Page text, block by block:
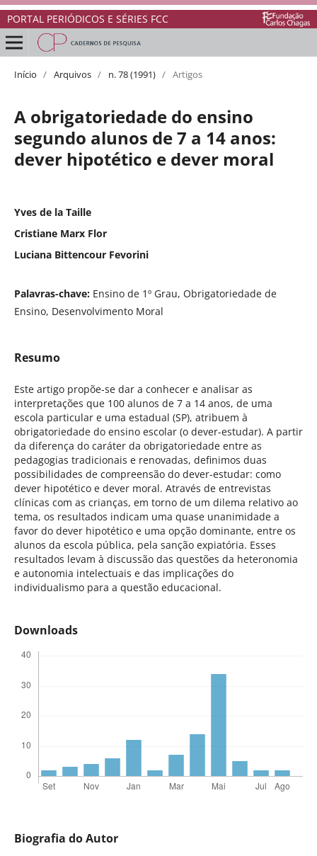
PORTAL PERIÓDICOS E SÉRIES FCC
Início / Arquivos / n. 78 (1991) / Artigos
A obrigatoriedade do ensino
segundo alunos de 7 a 14 anos:
dever hipotético e dever moral
Yves de la Taille
Cristiane Marx Flor
Luciana Bittencour Fevorini
Palavras-chave: Ensino de 1º Grau, Obrigatoriedade de
Ensino, Desenvolvimento Moral
Resumo
Este artigo propõe-se dar a conhecer e analisar as
interpretações que 100 alunos de 7 a 14 anos, de uma
escola particular e uma estadual (SP), atribuem à
obrigatoriedade do ensino escolar (o dever-estudar). A partir
da diferença do caráter da obrigatoriedade entre as
pedagogias tradicionais e renovadas, definimos duas
possibilidades de compreensão do dever-estudar: como
dever hipotético e dever moral. Através de entrevistas
clínicas com as crianças, em torno de um dilema relativo ao
tema, os resultados indicam uma quase unanimidade a
favor do dever hipotético e uma opção dominante, entre os
alunos da escola pública, pela sanção expiatória. Esses
resultados levam à discussão das questões da heteronomia
e autonomia intelectuais e das implicações do
individualismo para a questão educacional.
Downloads
Biografia do Autor